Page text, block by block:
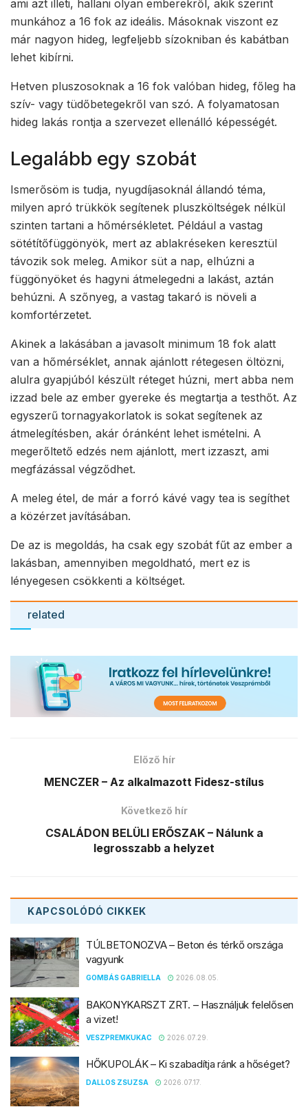
ami azt illeti, hallani olyan emberekről, akik szerint
munkához a 16 fok az ideális. Másoknak viszont ez
már nagyon hideg, legfeljebb sízokniban és kabátban
lehet kibírni.
Hetven pluszosoknak a 16 fok valóban hideg, főleg ha
szív- vagy tüdőbetegekről van szó. A folyamatosan
hideg lakás rontja a szervezet ellenálló képességét.
Legalább egy szobát
Ismerősöm is tudja, nyugdíjasoknál állandó téma,
milyen apró trükkök segítenek pluszköltségek nélkül
szinten tartani a hőmérsékletet. Például a vastag
sötétítőfüggönyök, mert az ablakréseken keresztül
távozik sok meleg. Amikor süt a nap, elhúzni a
függönyöket és hagyni átmelegedni a lakást, aztán
behúzni. A szőnyeg, a vastag takaró is növeli a
komfortérzetet.
Akinek a lakásában a javasolt minimum 18 fok alatt
van a hőmérséklet, annak ajánlott rétegesen öltözni,
alulra gyapjúból készült réteget húzni, mert abba nem
izzad bele az ember gyereke és megtartja a testhőt. Az
egyszerű tornagyakorlatok is sokat segítenek az
átmelegítésben, akár óránként lehet ismételni. A
megerőltető edzés nem ajánlott, mert izzaszt, ami
megfázással végződhet.
A meleg étel, de már a forró kávé vagy tea is segíthet
a közérzet javításában.
De az is megoldás, ha csak egy szobát fűt az ember a
lakásban, amennyiben megoldható, mert ez is
lényegesen csökkenti a költséget.
related
Előző hír
MENCZER – Az alkalmazott Fidesz-stílus
Következő hír
CSALÁDON BELÜLI ERŐSZAK – Nálunk a
legrosszabb a helyzet
KAPCSOLÓDÓ CIKKEK
TÚLBETONOZVA – Beton és térkő országa
vagyunk
GOMBÁS GABRIELLA 2026.08.05.
BAKONYKARSZT ZRT. – Használjuk felelősen
a vizet!
VESZPREMKUKAC 2026.07.29.
HŐKUPOLÁK – Ki szabadítja ránk a hőséget?
DALLOS ZSUZSA 2026.07.17.